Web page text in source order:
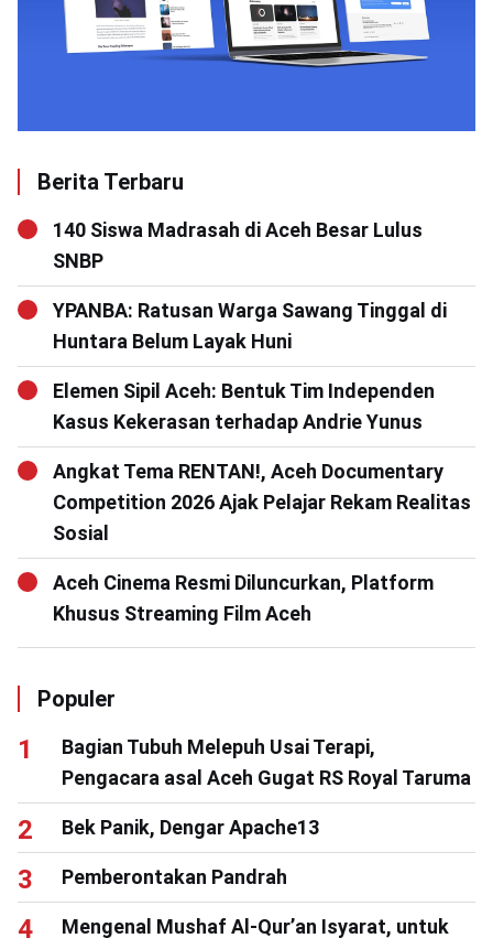
Berita Terbaru
140 Siswa Madrasah di Aceh Besar Lulus
SNBP
YPANBA: Ratusan Warga Sawang Tinggal di
Huntara Belum Layak Huni
Elemen Sipil Aceh: Bentuk Tim Independen
Kasus Kekerasan terhadap Andrie Yunus
Angkat Tema RENTAN!, Aceh Documentary
Competition 2026 Ajak Pelajar Rekam Realitas
Sosial
Aceh Cinema Resmi Diluncurkan, Platform
Khusus Streaming Film Aceh
Populer
Bagian Tubuh Melepuh Usai Terapi,
Pengacara asal Aceh Gugat RS Royal Taruma
Bek Panik, Dengar Apache13
Pemberontakan Pandrah
Mengenal Mushaf Al-Qur’an Isyarat, untuk